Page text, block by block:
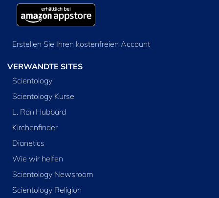
Erstellen Sie Ihren kostenfreien Account
VERWANDTE SITES
Scientology
Scientology Kurse
L. Ron Hubbard
Kirchenfinder
Dianetics
Wie wir helfen
Scientology Newsroom
Scientology Religion